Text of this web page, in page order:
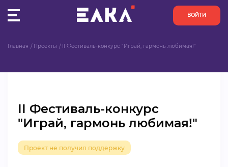
ВОЙТИ
ОРГАНИЗАЦИИ
Главная Проекты II Фестиваль-конкурс "Играй, гармонь любимая!"
II Фестиваль-конкурс
"Играй, гармонь любимая!"
Проект не получил поддержку